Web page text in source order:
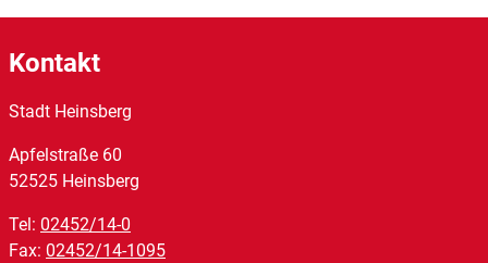
Kontakt
Stadt Heinsberg
Apfelstraße 60
52525 Heinsberg
Tel: 02452/14-0
Fax: 02452/14-1095